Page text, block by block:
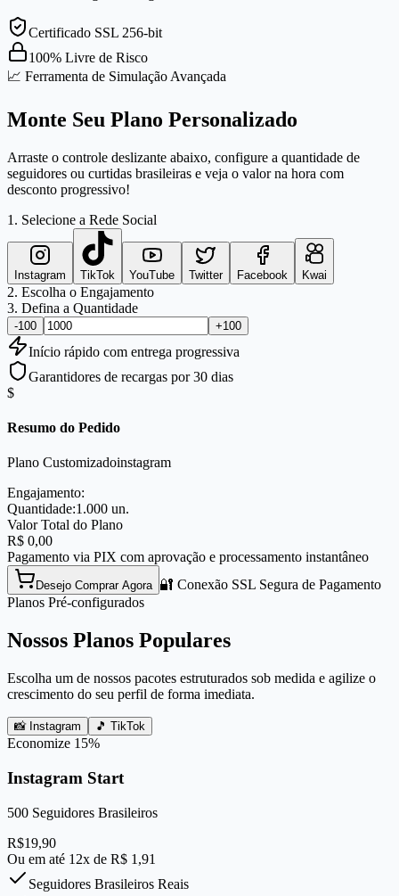
Certificado SSL 256-bit
100% Livre de Risco
📈 Ferramenta de Simulação Avançada
Monte Seu Plano Personalizado
Arraste o controle deslizante abaixo, configure a quantidade de
seguidores ou curtidas brasileiras e veja o valor na hora com
desconto progressivo!
1. Selecione a Rede Social
Instagram TikTok YouTube Twitter Facebook Kwai
2. Escolha o Engajamento
3. Defina a Quantidade
-100 +100
Início rápido com entrega progressiva
Garantidores de recargas por 30 dias
$
Resumo do Pedido
Plano Customizadoinstagram
Engajamento:
Quantidade:1.000 un.
Valor Total do Plano
R$ 0,00
Pagamento via PIX com aprovação e processamento instantâneo
Desejo Comprar Agora 🔐 Conexão SSL Segura de Pagamento
Planos Pré-configurados
Nossos Planos Populares
Escolha um de nossos pacotes estruturados sob medida e agilize o
crescimento do seu perfil de forma imediata.
📸 Instagram 🎵 TikTok
Economize 15%
Instagram Start
500 Seguidores Brasileiros
R$19,90
Ou em até 12x de R$ 1,91
Seguidores Brasileiros Reais